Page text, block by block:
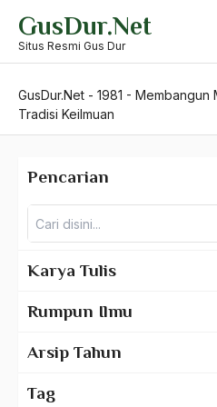
content
GusDur.Net
Situs Resmi Gus Dur
GusDur.Net - 1981 - Membangun
Tradisi Keilmuan
Pencarian
Karya Tulis
Rumpun Ilmu
Arsip Tahun
Tag